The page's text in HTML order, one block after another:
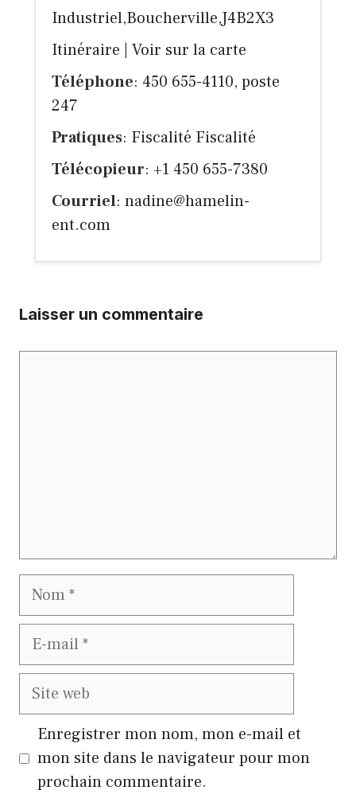
Industriel,Boucherville,J4B2X3
Itinéraire
Voir sur la carte
Téléphone: 450 655-4110, poste
247
Pratiques: Fiscalité Fiscalité
Télécopieur: +1 450 655-7380
Courriel: nadine@hamelin-
ent.com
Laisser un commentaire
Nom
E-
mail
Site
web
Enregistrer mon nom, mon e-mail et
mon site dans le navigateur pour mon
prochain commentaire.